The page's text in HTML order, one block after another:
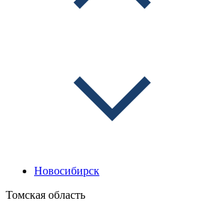
Новосибирск
Томская область